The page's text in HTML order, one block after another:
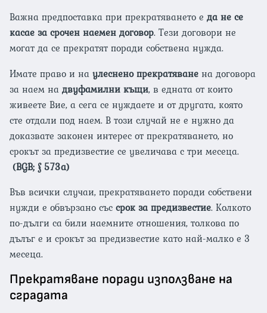
Важна предпоставка при прекратяването еда не се
касае за срочен наемен договор. Тези договори не
могат да се прекратят поради собствена нужда.
Имате право и наулеснено прекратяване на договора
за наем надвуфамилни къщи, в едната от които
живеете Вие, а сега се нуждаете и от другата, която
сте отдали под наем. В този случай не е нужно да
доказвате законен интерес от прекратяването, но
срокът за предизвестие се увеличава с три месеца.
(BGB; § 573a)
Във всички случаи, прекратяването поради собствени
нужди е обвързано съссрок за предизвестие. Колкото
по-дълги са били наемните отношения, толкова по
дълъг е и срокът за предизвестие като най-малко е 3
месеца.
Прекратяване поради използване на
сградата